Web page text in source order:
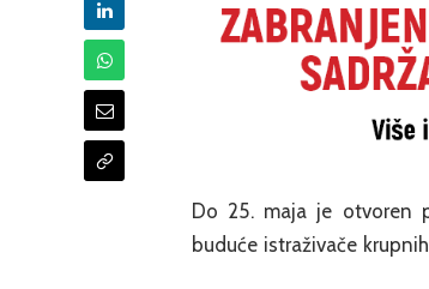
Do 25. maja je otvoren
buduće istraživače